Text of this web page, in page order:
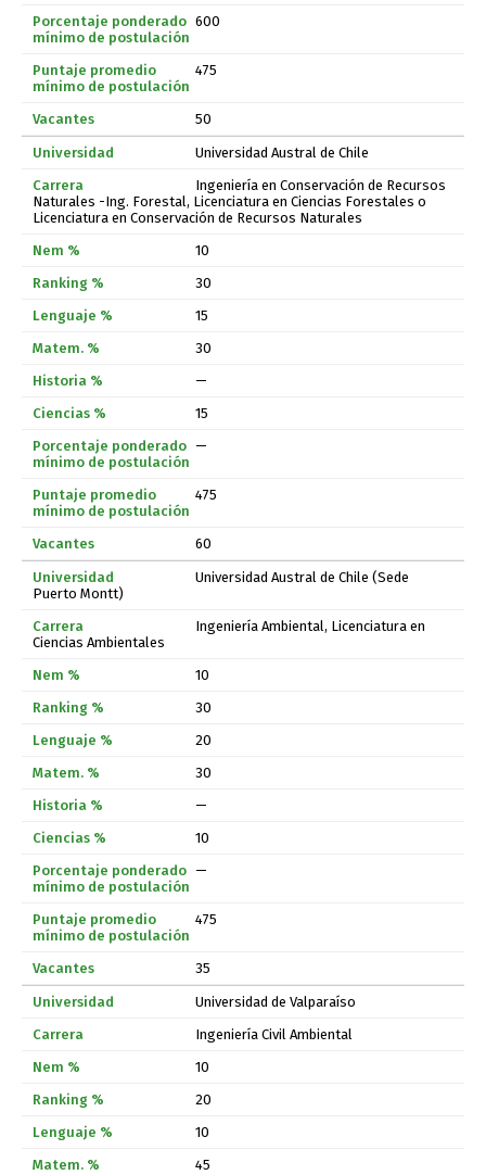
600
475
50
Universidad Austral de Chile
Ingeniería en Conservación de Recursos
Naturales -Ing. Forestal, Licenciatura en Ciencias Forestales o
Licenciatura en Conservación de Recursos Naturales
10
30
15
30
—
15
—
475
60
Universidad Austral de Chile (Sede
Puerto Montt)
Ingeniería Ambiental, Licenciatura en
Ciencias Ambientales
10
30
20
30
—
10
—
475
35
Universidad de Valparaíso
Ingeniería Civil Ambiental
10
20
10
45